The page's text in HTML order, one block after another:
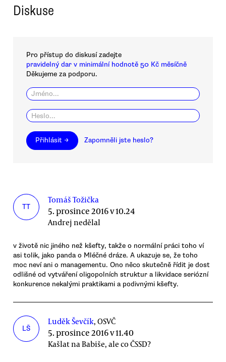
Diskuse
Pro přístup do diskusí zadejte
pravidelný dar v minimální hodnotě 50 Kč měsíčně
Děkujeme za podporu.
Přihlásit → Zapomněli jste heslo?
TT
Tomáš Tožička
5. prosince 2016 v 10.24
Andrej nedělal
v životě nic jiného než kšefty, takže o normální práci toho ví
asi tolik, jako panda o Mléčné dráze. A ukazuje se, že toho
moc neví ani o managementu. Ono něco skutečně řídit je dost
odlišné od vytváření oligopolních struktur a likvidace seriózní
konkurence nekalými praktikami a podivnými kšefty.
LŠ
Luděk Ševčík, OSVČ
5. prosince 2016 v 11.40
Kašlat na Babiše, ale co ČSSD?